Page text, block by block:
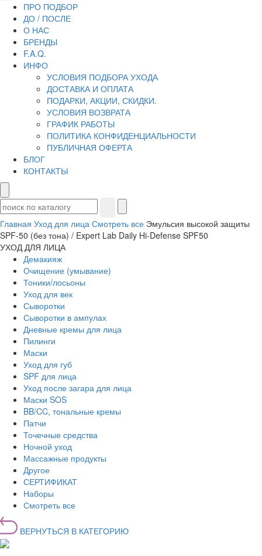
ПРО ПОДБОР
ДО / ПОСЛЕ
О НАС
БРЕНДЫ
F.A.Q.
ИНФО
УСЛОВИЯ ПОДБОРА УХОДА
ДОСТАВКА И ОПЛАТА
ПОДАРКИ, АКЦИИ, СКИДКИ.
УСЛОВИЯ ВОЗВРАТА
ГРАФИК РАБОТЫ
ПОЛИТИКА КОНФИДЕНЦИАЛЬНОСТИ
ПУБЛИЧНАЯ ОФЕРТА
БЛОГ
КОНТАКТЫ
Главная Уход для лица Смотреть все Эмульсия высокой защиты
SPF-50 (без тона) / Expert Lab Daily Hi-Defense SPF50
УХОД ДЛЯ ЛИЦА
Демакияж
Очищение (умывание)
Тоники/лосьоны
Уход для век
Сыворотки
Сыворотки в ампулах
Дневные кремы для лица
Пилинги
Маски
Уход для губ
SPF для лица
Уход после загара для лица
Маски SOS
BB/CC, тональные кремы
Патчи
Точечные средства
Ночной уход
Массажные продукты
Другое
СЕРТИФИКАТ
Наборы
Смотреть все
ВЕРНУТЬСЯ В КАТЕГОРИЮ